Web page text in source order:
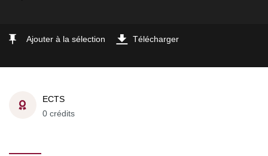
Ajouter à la sélection Télécharger
ECTS
0 crédits